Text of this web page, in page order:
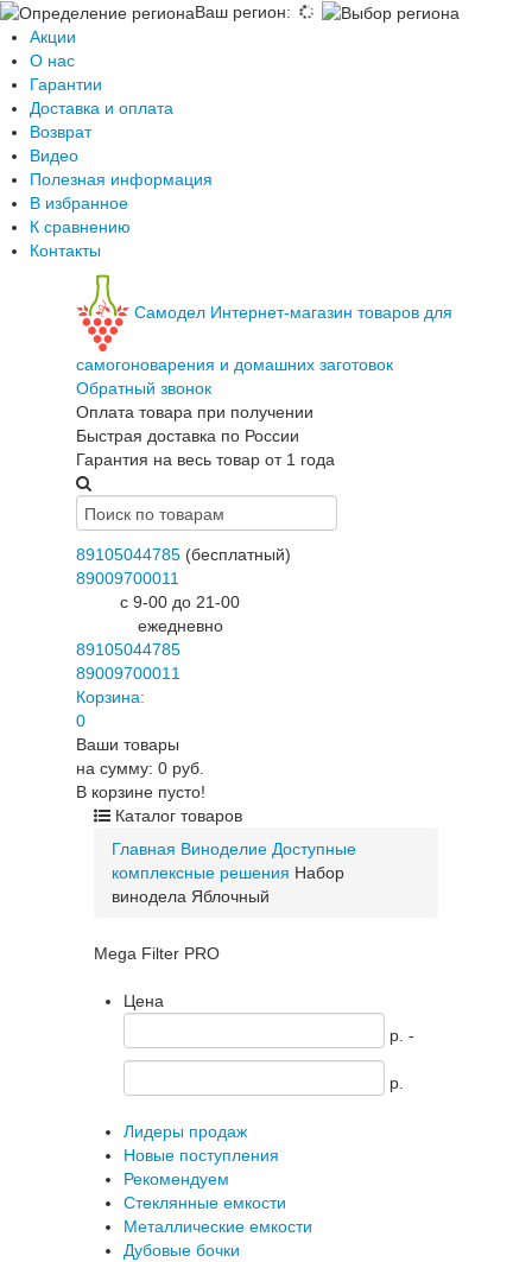
Ваш регион:
Акции
О нас
Гарантии
Доставка и оплата
Возврат
Видео
Полезная информация
В избранное
К сравнению
Контакты
Самодел Интернет-магазин товаров для
самогоноварения и домашних заготовок
Обратный звонок
Оплата товара при получении
Быстрая доставка по России
Гарантия на весь товар от 1 года
89105044785 (бесплатный)
89009700011
c 9-00 до 21-00
ежедневно
89105044785
89009700011
Корзина:
0
Ваши товары
на сумму: 0 руб.
В корзине пусто!
Каталог товаров
Главная Виноделие Доступные
комплексные решения Набор
винодела Яблочный
Mega Filter PRO
Цена
p. -
p.
Лидеры продаж
Новые поступления
Рекомендуем
Стеклянные емкости
Металлические емкости
Дубовые бочки